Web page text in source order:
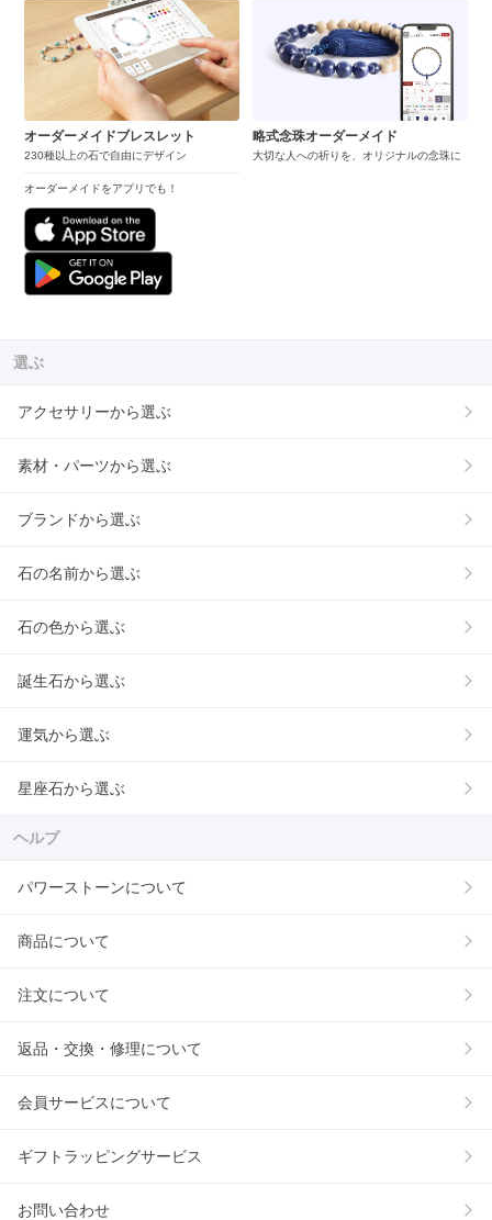
オーダーメイドブレスレット
230種以上の石で自由にデザイン
オーダーメイドをアプリでも！
略式念珠オーダーメイド
大切な人への祈りを、オリジナルの念珠に
選ぶ
アクセサリーから選ぶ
素材・パーツから選ぶ
ブランドから選ぶ
石の名前から選ぶ
石の色から選ぶ
誕生石から選ぶ
運気から選ぶ
星座石から選ぶ
ヘルプ
パワーストーンについて
商品について
注文について
返品・交換・修理について
会員サービスについて
ギフトラッピングサービス
お問い合わせ